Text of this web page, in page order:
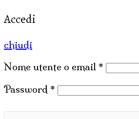
Accedi
chiudi
Nome utente o email *
Password *